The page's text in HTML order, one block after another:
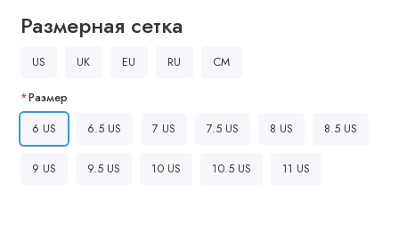
Размерная сетка
US UK EU RU CM
Размер
6 US
6.5 US 7 US 7.5 US 8 US 8.5 US
9 US 9.5 US 10 US 10.5 US 11 US